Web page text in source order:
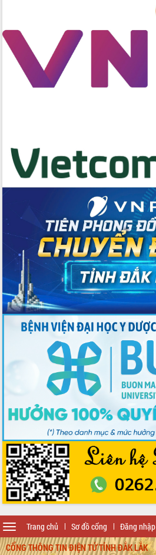
Trang chủ Sơ đồ cổng Đăng nhập
Toggle
navigation
CỔNG THÔNG TIN ĐIỆN TỬ TỈNH ĐẮK LẮK